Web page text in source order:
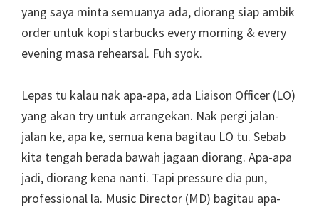
yang saya minta semuanya ada, diorang siap ambik
order untuk kopi starbucks every morning & every
evening masa rehearsal. Fuh syok.
Lepas tu kalau nak apa-apa, ada Liaison Officer (LO)
yang akan try untuk arrangekan. Nak pergi jalan-
jalan ke, apa ke, semua kena bagitau LO tu. Sebab
kita tengah berada bawah jagaan diorang. Apa-apa
jadi, diorang kena nanti. Tapi pressure dia pun,
professional la. Music Director (MD) bagitau apa-